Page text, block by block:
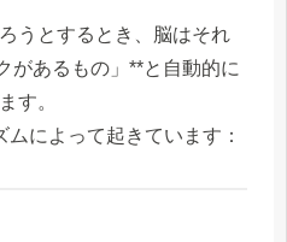
うとするとき、脳はそれ
があるもの」**と自動的に
す。
によって起きています：